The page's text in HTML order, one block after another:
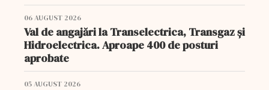
06 AUGUST 2026
Val de angajări la Transelectrica, Transgaz și
Hidroelectrica. Aproape 400 de posturi
aprobate
05 AUGUST 2026